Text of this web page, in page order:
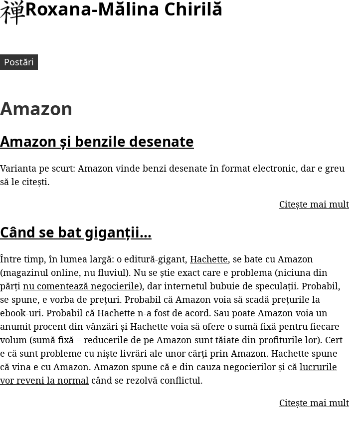
Roxana-Mălina Chirilă
Postări
Amazon
Amazon și benzile desenate
Varianta pe scurt: Amazon vinde benzi desenate în format electronic, dar e greu
să le citești.
Citește mai mult
Când se bat giganții…
Între timp, în lumea largă: o editură-gigant, Hachette, se bate cu Amazon
(magazinul online, nu fluviul). Nu se știe exact care e problema (niciuna din
părți nu comentează negocierile), dar internetul bubuie de speculații. Probabil,
se spune, e vorba de prețuri. Probabil că Amazon voia să scadă prețurile la
ebook-uri. Probabil că Hachette n-a fost de acord. Sau poate Amazon voia un
anumit procent din vânzări și Hachette voia să ofere o sumă fixă pentru fiecare
volum (sumă fixă = reducerile de pe Amazon sunt tăiate din profiturile lor). Cert
e că sunt probleme cu niște livrări ale unor cărți prin Amazon. Hachette spune
că vina e cu Amazon. Amazon spune că e din cauza negocierilor și că lucrurile
vor reveni la normal când se rezolvă conflictul.
Citește mai mult